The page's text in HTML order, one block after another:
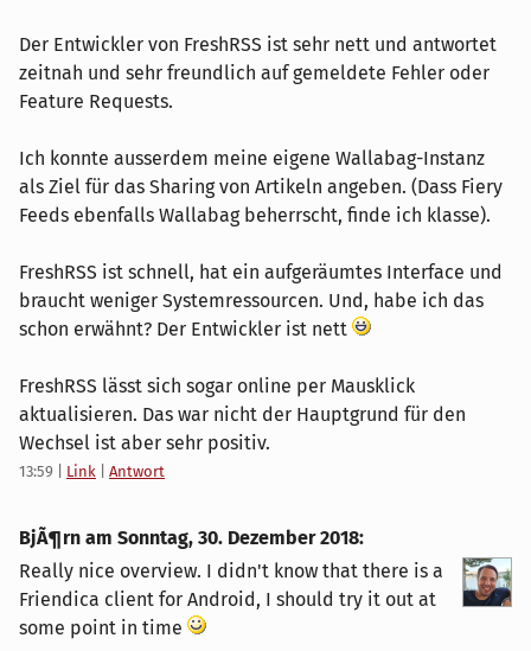
Der Entwickler von FreshRSS ist sehr nett und antwortet
zeitnah und sehr freundlich auf gemeldete Fehler oder
Feature Requests.
Ich konnte ausserdem meine eigene Wallabag-Instanz
als Ziel für das Sharing von Artikeln angeben. (Dass Fiery
Feeds ebenfalls Wallabag beherrscht, finde ich klasse).
FreshRSS ist schnell, hat ein aufgeräumtes Interface und
braucht weniger Systemressourcen. Und, habe ich das
schon erwähnt? Der Entwickler ist nett
FreshRSS lässt sich sogar online per Mausklick
aktualisieren. Das war nicht der Hauptgrund für den
Wechsel ist aber sehr positiv.
13:59 Link Antwort
BjÃ¶rn am Sonntag, 30. Dezember 2018:
Really nice overview. I didn't know that there is a
Friendica client for Android, I should try it out at
some point in time